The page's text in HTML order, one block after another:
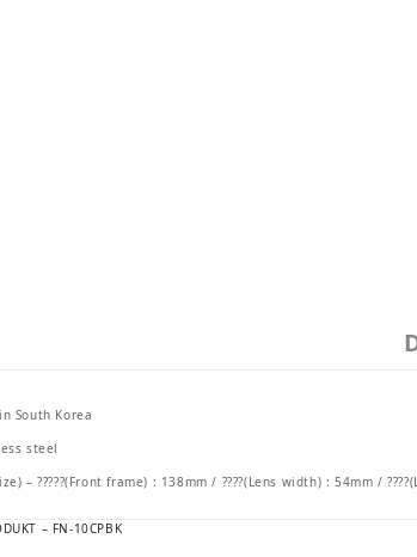
South Korea
steel
– ?????(Front frame) : 138mm / ????(Lens width) : 54mm /
– FN-10CPBK